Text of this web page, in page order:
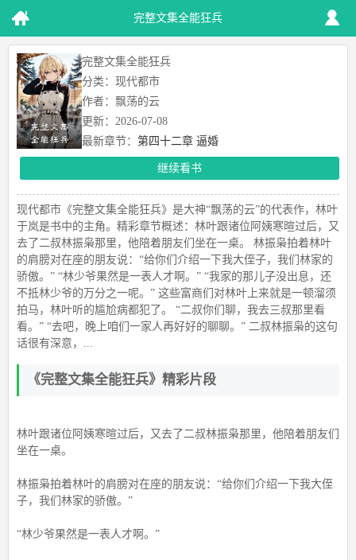
完整文集全能狂兵
完整文集全能狂兵
分类：现代都市
作者：飘荡的云
更新：2026-07-08
最新章节：第四十二章 逼婚
继续看书
现代都市《完整文集全能狂兵》是大神“飘荡的云”的代表作，林叶
于岚是书中的主角。精彩章节概述：林叶跟诸位阿姨寒暄过后，又
去了二叔林振枭那里，他陪着朋友们坐在一桌。 林振枭拍着林叶
的肩膀对在座的朋友说：“给你们介绍一下我大侄子，我们林家的
骄傲。” “林少爷果然是一表人才啊。” “我家的那儿子没出息，还
不抵林少爷的万分之一呢。” 这些富商们对林叶上来就是一顿溜须
拍马，林叶听的尴尬病都犯了。 “二叔你们聊，我去三叔那里看
看。” “去吧，晚上咱们一家人再好好的聊聊。” 二叔林振枭的这句
话很有深意，...
《完整文集全能狂兵》精彩片段
林叶跟诸位阿姨寒暄过后，又去了二叔林振枭那里，他陪着朋友们
坐在一桌。
林振枭拍着林叶的肩膀对在座的朋友说：“给你们介绍一下我大侄
子，我们林家的骄傲。”
“林少爷果然是一表人才啊。”